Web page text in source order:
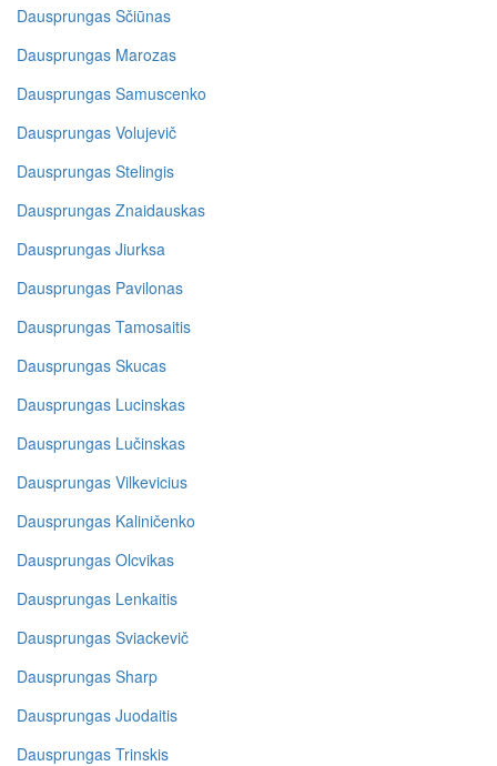
Dausprungas Sčiūnas
Dausprungas Marozas
Dausprungas Samuscenko
Dausprungas Volujevič
Dausprungas Stelingis
Dausprungas Znaidauskas
Dausprungas Jiurksa
Dausprungas Pavilonas
Dausprungas Tamosaitis
Dausprungas Skucas
Dausprungas Lucinskas
Dausprungas Lučinskas
Dausprungas Vilkevicius
Dausprungas Kaliničenko
Dausprungas Olcvikas
Dausprungas Lenkaitis
Dausprungas Sviackevič
Dausprungas Sharp
Dausprungas Juodaitis
Dausprungas Trinskis